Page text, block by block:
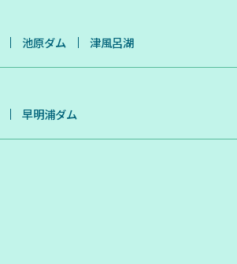
池原ダム 津風呂湖
早明浦ダム